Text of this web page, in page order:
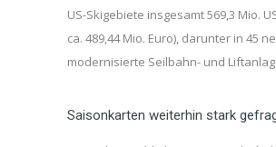
US-Skigebiete insgesamt 569,3 Mio.
ca. 489,44 Mio. Euro), darunter in 45
modernisierte Seilbahn- und
Saisonkarten weiterhin stark